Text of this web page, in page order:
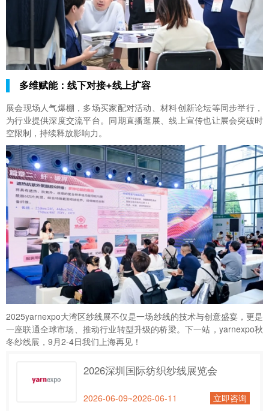
多维赋能：线下对接+线上扩容
展会现场人气爆棚，多场买家配对活动、材料创新论坛等同步举行，
为行业提供深度交流平台。同期直播逛展、线上宣传也让展会突破时
空限制，持续释放影响力。
2025yarnexpo大湾区纱线展不仅是一场纱线的技术与创意盛宴，更是
一座联通全球市场、推动行业转型升级的桥梁。下一站， yarnexpo秋
冬纱线展 ，9月2-4日我们上海再见！
2026深圳国际纺织纱线展览会
2026-06-09~2026-06-11 立即咨询